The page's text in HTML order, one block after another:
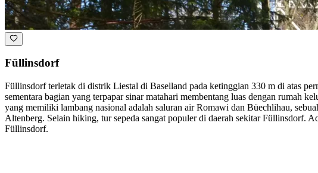
Füllinsdorf
Füllinsdorf terletak di distrik Liestal di Baselland pada ketinggian 330 m di atas
sementara bagian yang terpapar sinar matahari membentang luas dengan rumah
yang memiliki lambang nasional adalah saluran air Romawi dan Büechlihau,
Altenberg. Selain hiking, tur sepeda sangat populer di daerah sekitar Füllinsdorf.
Füllinsdorf.